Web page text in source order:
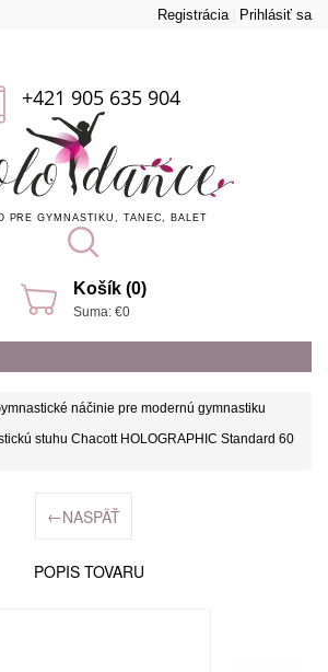
Registrácia Prihlásiť sa
+421 905 635 904
PRE GYMNASTIKU, TANEC, BALET
Košík (0)
Suma: €0
náčinie pre modernú gymnastiku
stuhu Chacott HOLOGRAPHIC Standard 60
←NASPÄŤ
POPIS TOVARU